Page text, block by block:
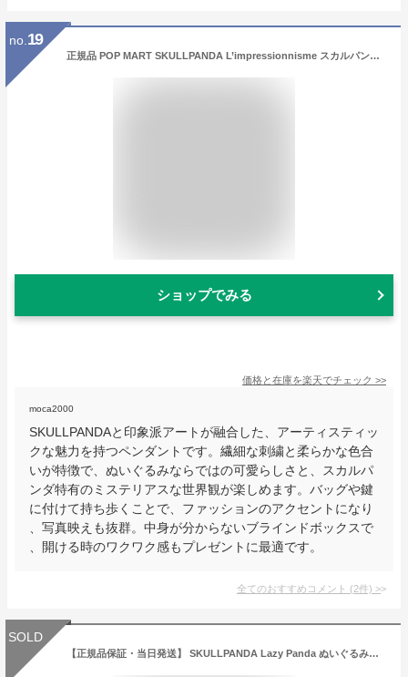
no. 19
正規品 POP MART SKULLPANDA L’impressionnisme スカルパンダ シリーズ ぬいぐるみ ペンダント 1ピース ポップマート フィギュア ランダム1種 おもちゃ ソフビ キャラクター 誕生日 プレゼント 雑貨 ラブブ JAPAN ユ00572
ショップでみる
価格と在庫を楽天でチェック >>
moca2000
SKULLPANDAと印象派アートが融合した、アーティスティッ
クな魅力を持つペンダントです。繊細な刺繍と柔らかな色合
いが特徴で、ぬいぐるみならではの可愛らしさと、スカルパ
ンダ特有のミステリアスな世界観が楽しめます。バッグや鍵
に付けて持ち歩くことで、ファッションのアクセントになり
、写真映えも抜群。中身が分からないブラインドボックスで
、開ける時のワクワク感もプレゼントに最適です。
全てのおすすめコメント (2件) >
SOLD
【正規品保証・当日発送】 SKULLPANDA Lazy Panda ぬいぐるみペンダント【単品】 スカルパンダ POP MART ポップマート popmart ぬいぐるみ キーホルダー ポップマート skullpanda ポップマートスカルパンダ ポップ マート オンライン キャラクター プレゼント ギフト